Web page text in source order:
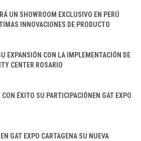
UN SHOWROOM EXCLUSIVO EN PERÚ
INNOVACIONES DE PRODUCTO
EXPANSIÓN CON LA IMPLEMENTACIÓN DE
CENTER ROSARIO
ÉXITO SU PARTICIPACIÓNEN GAT EXPO
GAT EXPO CARTAGENA SU NUEVA